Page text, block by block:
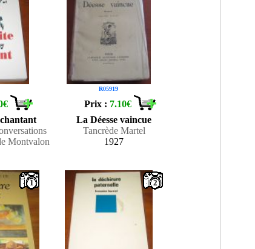
Montvalon
R05919
Prix : 7.10€
La Déesse vaincue
Tancrède Martel
1927
1 2